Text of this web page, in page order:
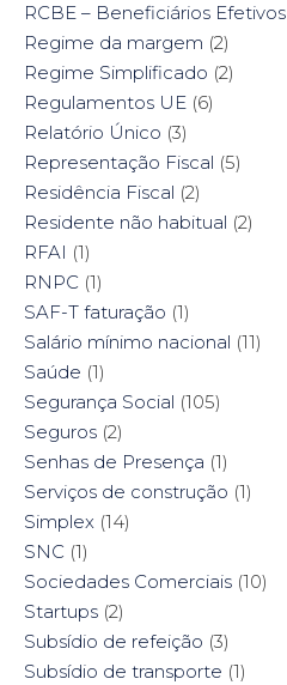
RCBE – Beneficiários Efetivos
Regime da margem (2)
Regime Simplificado (2)
Regulamentos UE (6)
Relatório Único (3)
Representação Fiscal (5)
Residência Fiscal (2)
Residente não habitual (2)
RFAI (1)
RNPC (1)
SAF-T faturação (1)
Salário mínimo nacional (11)
Saúde (1)
Segurança Social (105)
Seguros (2)
Senhas de Presença (1)
Serviços de construção (1)
Simplex (14)
SNC (1)
Sociedades Comerciais (10)
Startups (2)
Subsídio de refeição (3)
Subsídio de transporte (1)